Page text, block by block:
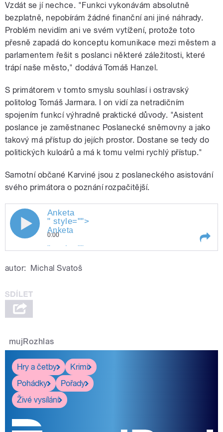
Vzdát se jí nechce. "Funkci vykonávám absolutně
bezplatně, nepobírám žádné finanční ani jiné náhrady.
Problém nevidím ani ve svém vytížení, protože toto
přesně zapadá do konceptu komunikace mezi městem a
parlamentem řešit s poslanci některé záležitosti, které
trápí naše město," dodává Tomáš Hanzel.
S primátorem v tomto smyslu souhlasí i ostravský
politolog Tomáš Jarmara. I on vidí za netradičním
spojením funkcí výhradně praktické důvody. "Asistent
poslance je zaměstnanec Poslanecké sněmovny a jako
takový má přístup do jejích prostor. Dostane se tedy do
politických kuloárů a má k tomu velmi rychlý přístup."
Samotní občané Karviné jsou z poslaneckého asistování
svého primátora o poznání rozpačitější.
pause
Anketa
" style="">
Anketa
" style="">
0:00
autor: Michal Svatoš
mujRozhlas
Hry a četby
Krimi
Pohádky
Pořady
Živé vysílání